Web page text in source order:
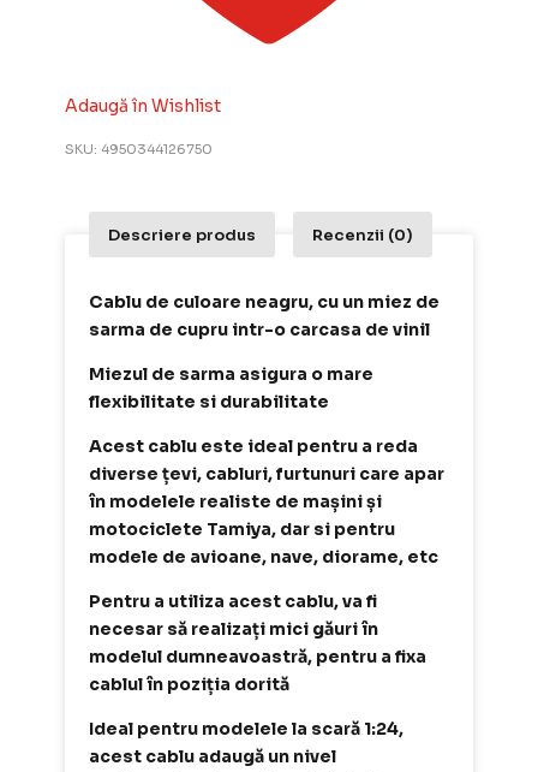
Adaugă în Wishlist
SKU: 4950344126750
Descriere produs Recenzii (0)
Cablu de culoare neagru, cu un miez de
sarma de cupru intr-o carcasa de vinil
Miezul de sarma asigura o mare
flexibilitate si durabilitate
Acest cablu este ideal pentru a reda
diverse țevi, cabluri, furtunuri care apar
în modelele realiste de mașini și
motociclete Tamiya, dar si pentru
modele de avioane, nave, diorame, etc
Pentru a utiliza acest cablu, va fi
necesar să realizați mici găuri în
modelul dumneavoastră, pentru a fixa
cablul în poziția dorită
Ideal pentru modelele la scară 1:24,
acest cablu adaugă un nivel